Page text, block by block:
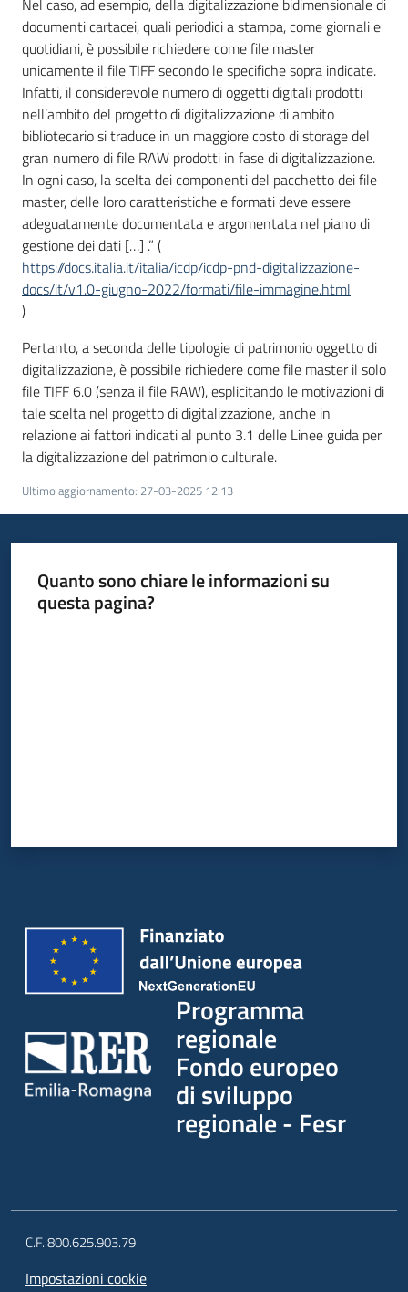
Nel caso, ad esempio, della digitalizzazione bidimensionale di
documenti cartacei, quali periodici a stampa, come giornali e
quotidiani, è possibile richiedere come file master
unicamente il file TIFF secondo le specifiche sopra indicate.
Infatti, il considerevole numero di oggetti digitali prodotti
nell’ambito del progetto di digitalizzazione di ambito
bibliotecario si traduce in un maggiore costo di storage del
gran numero di file RAW prodotti in fase di digitalizzazione.
In ogni caso, la scelta dei componenti del pacchetto dei file
master, delle loro caratteristiche e formati deve essere
adeguatamente documentata e argomentata nel piano di
gestione dei dati […] .” (
https://docs.italia.it/italia/icdp/icdp-pnd-digitalizzazione-
docs/it/v1.0-giugno-2022/formati/file-immagine.html
)
Pertanto, a seconda delle tipologie di patrimonio oggetto di
digitalizzazione, è possibile richiedere come file master il solo
file TIFF 6.0 (senza il file RAW), esplicitando le motivazioni di
tale scelta nel progetto di digitalizzazione, anche in
relazione ai fattori indicati al punto 3.1 delle Linee guida per
la digitalizzazione del patrimonio culturale.
Ultimo aggiornamento: 27-03-2025 12:13
Quanto sono chiare le informazioni su
questa pagina?
Programma
regionale
Fondo europeo
di sviluppo
regionale - Fesr
C.F. 800.625.903.79
Impostazioni cookie